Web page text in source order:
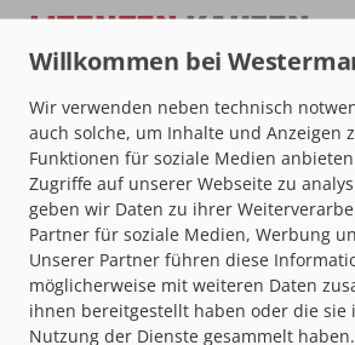
LIZENZENKAUFEN
Jahreslizenz(en)
99€ pro Person und Jahr
In den Warenkorb legen
Wir verwenden neben technisch
auch solche, um Inhalte und Anzeigen
Funktionen für soziale Medien
Zugriffe auf unserer Webseite zu
geben wir Daten zu ihrer
Partner für soziale Medien, Werbung
Unserer Partner führen diese
möglicherweise mit weiteren Daten
ihnen bereitgestellt haben oder die sie
Nutzung der Dienste gesammelt